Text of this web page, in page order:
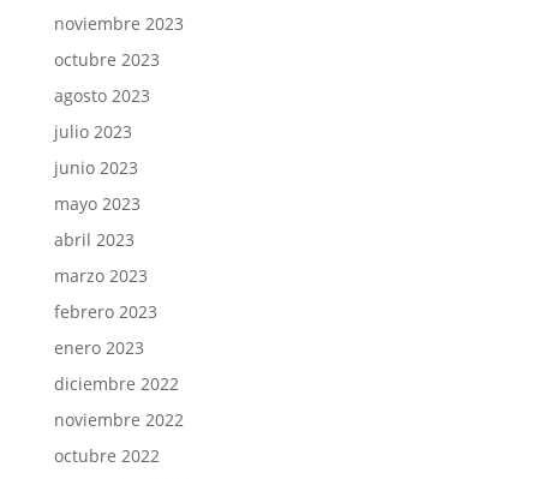
noviembre 2023
octubre 2023
agosto 2023
julio 2023
junio 2023
mayo 2023
abril 2023
marzo 2023
febrero 2023
enero 2023
diciembre 2022
noviembre 2022
octubre 2022